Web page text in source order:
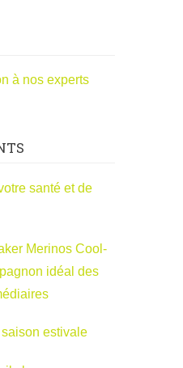
à nos experts
santé et de
Merinos Cool-
idéal des
estivale